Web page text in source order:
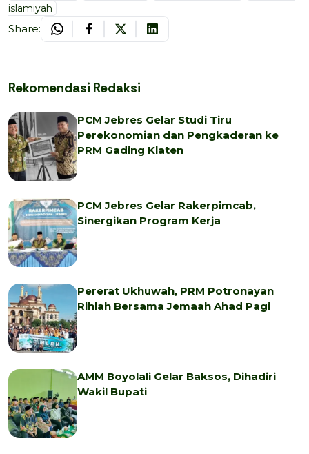
islamiyah
Share:
Rekomendasi Redaksi
PCM Jebres Gelar Studi Tiru
Perekonomian dan Pengkaderan ke
PRM Gading Klaten
PCM Jebres Gelar Rakerpimcab,
Sinergikan Program Kerja
Pererat Ukhuwah, PRM Potronayan
Rihlah Bersama Jemaah Ahad Pagi
AMM Boyolali Gelar Baksos, Dihadiri
Wakil Bupati